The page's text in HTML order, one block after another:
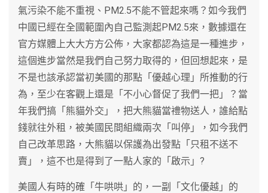
氣污染不能不重視、PM2.5不能不管起來嗎？如今我們
中國已經在全國範圍內自己監測起PM2.5來，數據還在
官方媒體上大大方方公佈，大家都認為這是一種進步，
這個進步當然是我們自己努力取得的，但回想起來，是
不是也該承認當初美國的那點「優越心理」所推動的行
為，至少在客觀上還是「不小心督促了我們一把」？當
年我們搞「熊貓外交」，把大熊貓當禮物送人，誰給點
錢就往外租，被美國民間組織兩次「叫停」，如今我們
自己改革思路，大熊貓以保護為出發點「只租不送不
賣」，這不也是得到了一點人家的「啟示」?
美國人有時的確「牛哄哄」的，一副「文化優越」的